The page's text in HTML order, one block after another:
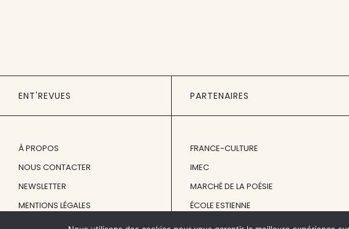
ENT'REVUES
À PROPOS
NOUS CONTACTER
NEWSLETTER
MENTIONS LÉGALES
PARTENAIRES
FRANCE-CULTURE
IMEC
MARCHÉ DE LA POÉSIE
ÉCOLE ESTIENNE